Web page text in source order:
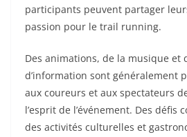
participants peuvent partager
passion pour le trail running.
Des animations, de la musique et
d’information sont généralement
aux coureurs et aux spectateurs
l’esprit de l’événement. Des défis
des activités culturelles et